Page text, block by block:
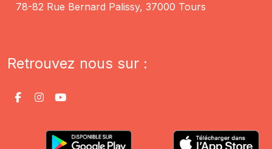
78-82 Rue Bernard Palissy, 37000 Tours
Retrouvez nous sur :